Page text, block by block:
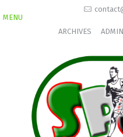
ARCHIVES ADMIN
MENU